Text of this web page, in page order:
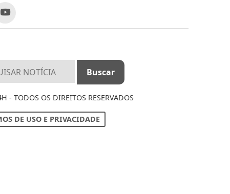
- TODOS OS DIREITOS RESERVADOS
DE USO E PRIVACIDADE